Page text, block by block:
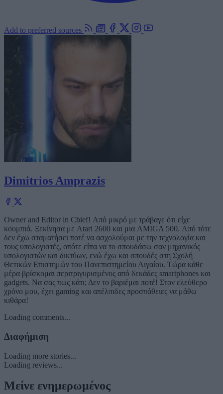
Add to preferred sources
Dimitrios Amprazis
Owner and Editor in Chief! Από μικρό με τράβαγε ότι είχε
κουμπιά. Ξεκίνησα με Atari 2600 και μια AMIGA 500. Από τότε
δεν έχω σταματήσει ποτέ να ασχολούμαι με την τεχνολογία και
τους υπολογιστές, οπότε είπα να το σπουδάσω σαν μηχανικός
υπολογιστών και δικτύων, ενώ έχω και σπουδές στη Σχολή
Θετικών Επιστημών του Πανεπιστημείου Αιγαίου. Τώρα κάθε
μέρα βρίσκομαι περιτριγυρισμένος από δεκάδες smartphones και
gadgets. Να σας πως κάτι; Δεν το βαριέμαι ποτέ! Στον ελεύθερο
χρόνο μου, έχει gaming και απέλπιδες προσπάθειες να μάθω
κιθάρα!
Loading comments...
Διαφήμιση
Loading more stories...
Loading reviews...
Μείνε ενημερωμένος